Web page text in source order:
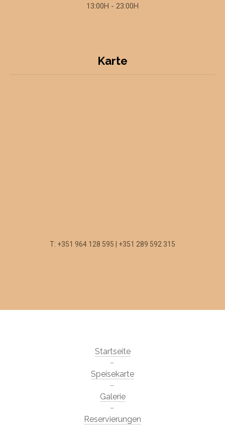
13:00H - 23:00H
Karte
T: +351 964 128 595 | +351 289 592 315
Startseite
Speisekarte
Galerie
Reservierungen